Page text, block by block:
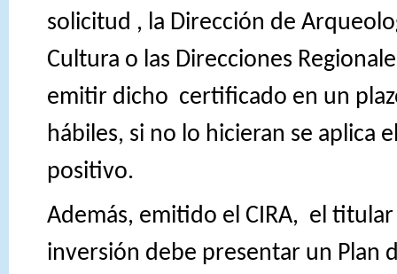
solicitud , la Dirección de
Cultura o las Direcciones
emitir dicho certificado en un
hábiles, si no lo hicieran se aplica
positivo.
Además, emitido el CIRA, el
inversión debe presentar un Plan